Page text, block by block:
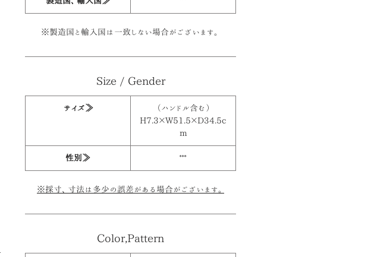
※製造国と輸入国は一致しない場合がございます。
Size / Gender
サイズ≫
（ハンドル含む）
H7.3×W51.5×D34.5c
m
性別≫ ***
※採寸、寸法は多少の誤差がある場合がございます。
Color,Pattern